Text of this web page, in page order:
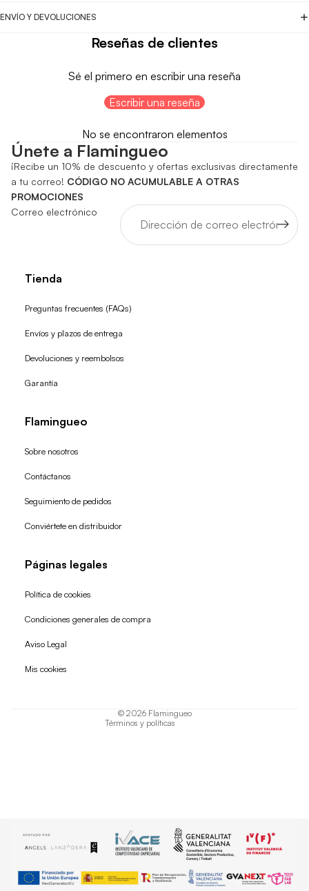
ENVÍO Y DEVOLUCIONES
Reseñas de clientes
Sé el primero en escribir una reseña
Escribir una reseña
No se encontraron elementos
Únete a Flamingueo
¡Recibe un 10% de descuento y ofertas exclusivas directamente
a tu correo! CÓDIGO NO ACUMULABLE A OTRAS
PROMOCIONES
Correo electrónico
Tienda
Preguntas frecuentes (FAQs)
Envíos y plazos de entrega
Devoluciones y reembolsos
Garantía
Flamingueo
Sobre nosotros
Contáctanos
Seguimiento de pedidos
Conviértete en distribuidor
Páginas legales
Política de cookies
Condiciones generales de compra
Aviso Legal
Mis cookies
© 2026 Flamingueo
Términos y políticas